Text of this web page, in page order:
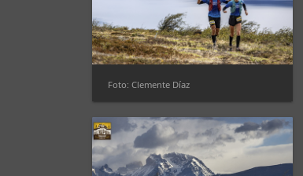
Foto: Clemente Díaz